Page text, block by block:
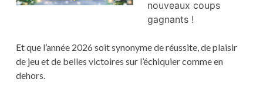
nouveaux coups
gagnants !
Et que l’année 2026 soit synonyme de réussite, de plaisir
de jeu et de belles victoires sur l’échiquier comme en
dehors.